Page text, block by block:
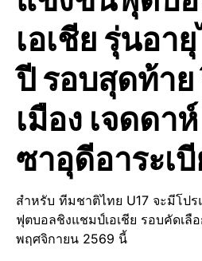
เอเชีย รุ่นอายุ
ปี รอบสุดท้าย
เมือง เจดดา
ซาอุดีอาระเ
สำหรับ ทีมชาติไทย U17 จะมีโป
ฟุตบอลชิงแชมป์เอเชีย รอบคัดเลื
พฤศจิกายน 2569 นี้